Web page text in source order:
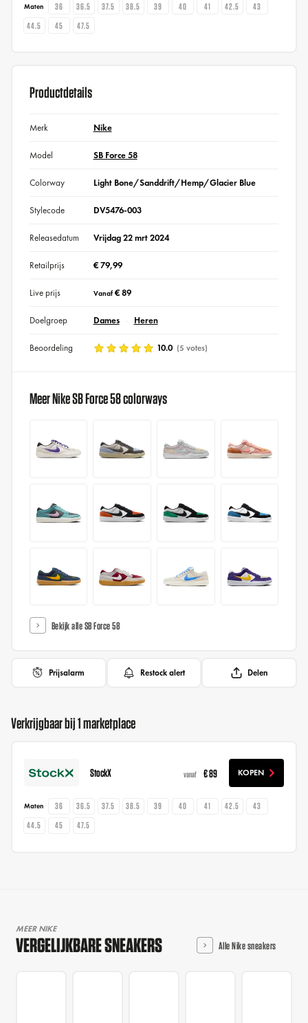
Maten 36 36.5 37.5 38.5 39 40 41 42.5
43
44.5
45 47.5
Productdetails
Merk Nike
Model SB Force 58
Colorway Light Bone/Sanddrift/Hemp/Glacier Blue
Stylecode DV5476-003
Releasedatum Vrijdag 22 mrt 2024
Retailprijs € 79,99
Live prijs Vanaf€ 89
Doelgroep Dames Heren
Beoordeling 10.0 (5 votes)
Meer Nike SB Force 58 colorways
Bekijk alle SB Force 58
Prijsalarm Restock alert Delen
Verkrijgbaar bij 1 marketplace
StockX vanaf € 89 KOPEN
Maten 36 36.5 37.5 38.5 39 40 41 42.5
43
44.5
45 47.5
MEER NIKE
VERGELIJKBARE SNEAKERS Alle Nike sneakers